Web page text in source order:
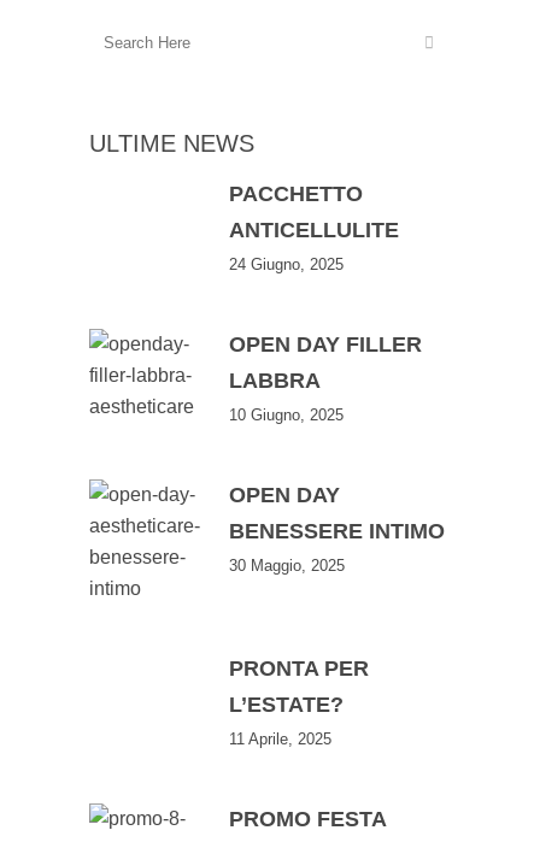
ULTIME NEWS
PACCHETTO
ANTICELLULITE
24 Giugno, 2025
OPEN DAY FILLER
LABBRA
10 Giugno, 2025
OPEN DAY
BENESSERE INTIMO
30 Maggio, 2025
PRONTA PER
L’ESTATE?
11 Aprile, 2025
PROMO FESTA